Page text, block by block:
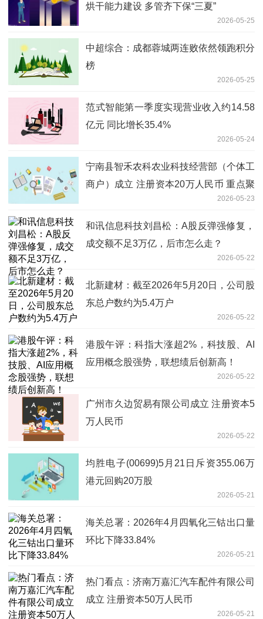
烘干能力建设 多管齐下保“三夏”
2026-05-25
中超综合：成都蓉城两连败依然领跑积分
榜
2026-05-25
范式智能第一季度实现营业收入约14.58
亿元 同比增长35.4%
2026-05-24
宁南县智禾农科农业科技经营部（个体工
商户）成立 注册资本20万人民币 重点聚
2026-05-23
和讯信息科技刘昌松：A股反弹强修复，
成交额不足3万亿，后市怎么走？
2026-05-22
北新建材：截至2026年5月20日，公司股
东总户数约为5.4万户
2026-05-22
港股午评：科指大涨超2%，科技股、AI
应用概念股强势，联想绩后创新高！
2026-05-22
广州市久边贸易有限公司成立 注册资本5
万人民币
2026-05-22
均胜电子(00699)5月21日斥资355.06万
港元回购20万股
2026-05-21
海关总署：2026年4月四氧化三钴出口量
环比下降33.84%
2026-05-21
热门看点：济南万嘉汇汽车配件有限公司
成立 注册资本50万人民币
2026-05-21